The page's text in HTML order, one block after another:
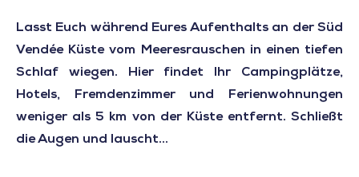
Lasst Euch während Eures Aufenthalts an der Süd
Vendée Küste vom Meeresrauschen in einen tiefen
Schlaf wiegen. Hier findet Ihr Campingplätze,
Hotels, Fremdenzimmer und Ferienwohnungen
weniger als 5 km von der Küste entfernt. Schließt
die Augen und lauscht...